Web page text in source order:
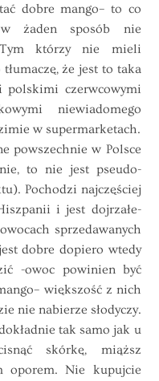
dobre mango– to co
żaden sposób nie
którzy nie mieli
że jest to taka
polskimi czerwcowymi
niewiadomego
w supermarketach.
powszechnie w Polsce
to nie jest pseudo-
Pochodzi najczęściej
i jest dojrzałe-
sprzedawanych
dobre dopiero wtedy
-owoc powinien być
– większość z nich
nie nabierze słodyczy.
tak samo jak u
skórkę, miąższ
oporem. Nie kupujcie